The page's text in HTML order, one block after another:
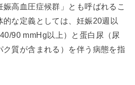
高血圧症候群」とも呼ばれるこ
的な定義としては、妊娠20週以
90 mmHg以上）と蛋白尿（尿
ク質が含まれる）を伴う病態を指